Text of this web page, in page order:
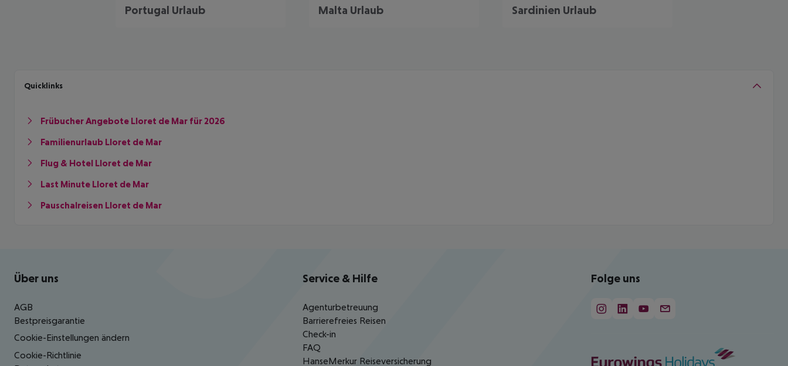
Portugal Urlaub Malta Urlaub Sardinien Urlaub
Quicklinks
Frübucher Angebote Lloret de Mar für 2026
Familienurlaub Lloret de Mar
Flug & Hotel Lloret de Mar
Last Minute Lloret de Mar
Pauschalreisen Lloret de Mar
Footer navigation
Über uns
AGB
Bestpreisgarantie
Cookie-Einstellungen ändern
Cookie-Richtlinie
Service & Hilfe
Agenturbetreuung
Barrierefreies Reisen
Check-in
FAQ
HanseMerkur Reiseversicherung
Folge uns